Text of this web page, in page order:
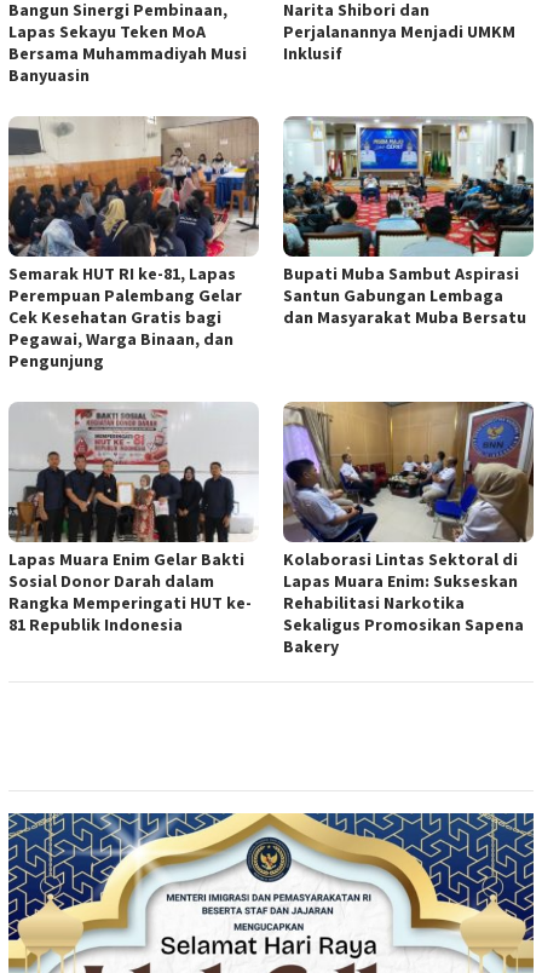
Bangun Sinergi Pembinaan,
Lapas Sekayu Teken MoA
Bersama Muhammadiyah Musi
Banyuasin
Narita Shibori dan
Perjalanannya Menjadi UMKM
Inklusif
Semarak HUT RI ke-81, Lapas
Perempuan Palembang Gelar
Cek Kesehatan Gratis bagi
Pegawai, Warga Binaan, dan
Pengunjung
Bupati Muba Sambut Aspirasi
Santun Gabungan Lembaga
dan Masyarakat Muba Bersatu
Lapas Muara Enim Gelar Bakti
Sosial Donor Darah dalam
Rangka Memperingati HUT ke-
81 Republik Indonesia
Kolaborasi Lintas Sektoral di
Lapas Muara Enim: Sukseskan
Rehabilitasi Narkotika
Sekaligus Promosikan Sapena
Bakery